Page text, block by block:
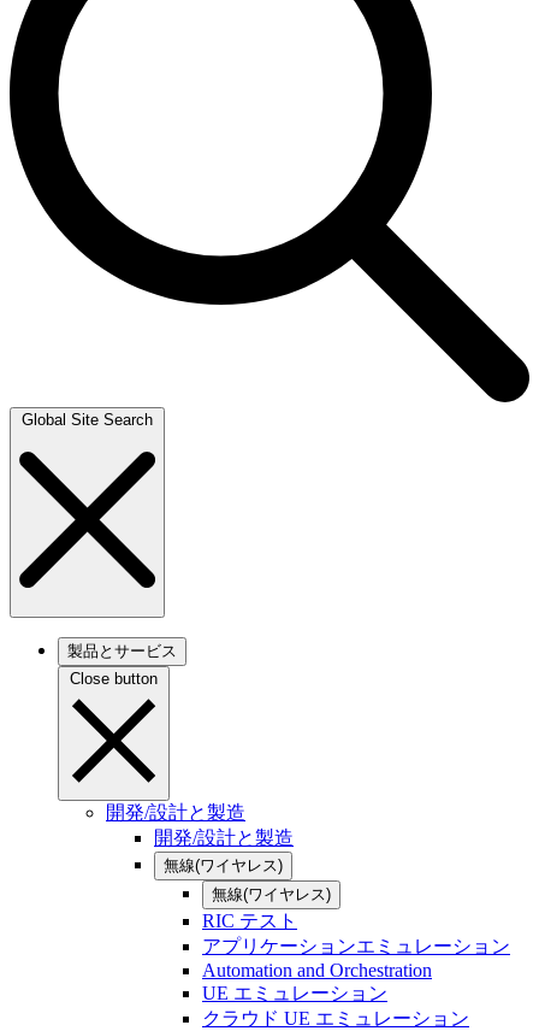
Global Site Search
製品とサービス
Close button
開発/設計と製造
開発/設計と製造
無線(ワイヤレス)
無線(ワイヤレス)
RIC テスト
アプリケーションエミュレーション
Automation and Orchestration
UE エミュレーション
クラウド UE エミュレーション